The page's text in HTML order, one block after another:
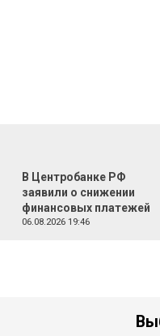
В Центробанке РФ
заявили о снижении
финансовых платежей
06.08.2026 19:46